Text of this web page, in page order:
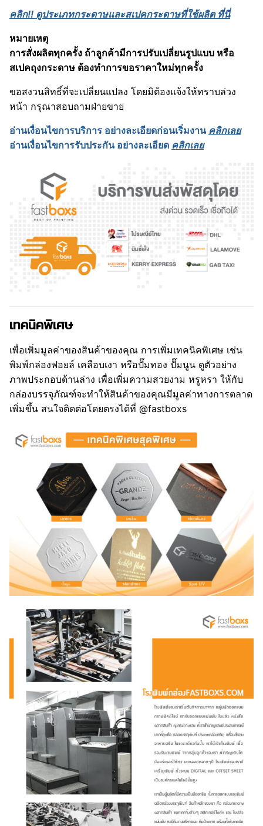
คลิก!! ดูประเภทกระดาษและสเปคกระดาษที่ใช้ผลิต ที่นี่
หมายเหตุ
การสั่งผลิตทุกครั้ง ถ้าลูกค้ามีการปรับเปลี่ยนรูปแบบ หรือ
สเปคถุงกระดาษ ต้องทำการขอราคาใหม่ทุกครั้ง
ขอสงวนสิทธิ์ที่จะเปลี่ยนแปลง โดยมิต้องแจ้งให้ทราบล่วง
หน้า กรุณาสอบถามฝ่ายขาย
อ่านเงื่อนไขการบริการ อย่างละเอียดก่อนเริ่มงาน คลิกเลย
อ่านเงื่อนไขการรับประกัน อย่างละเอียด คลิกเลย
เทคนิคพิเศษ
เพื่อเพิ่มมูลค่าของสินค้าของคุณ การเพิ่มเทคนิคพิเศษ เช่น
พิมพ์กล่องฟอยล์ เคลือบเงา หรือปั๊มทอง ปั๊มนูน ดูตัวอย่าง
ภาพประกอบด้านล่าง เพื่อเพิ่มความสวยงาม หรูหรา ให้กับ
กล่องบรรจุภัณฑ์จะทำให้สินค้าของคุณมีมูลค่าทางการตลาด
เพิ่มขึ้น สนใจติดต่อโดยตรงได้ที่ @fastboxs